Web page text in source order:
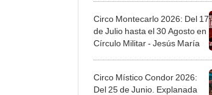
Circo Montecarlo 2026: Del 17
de Julio hasta el 30 Agosto en
Círculo Militar - Jesús María
Circo Místico Condor 2026:
Del 25 de Junio. Explanada